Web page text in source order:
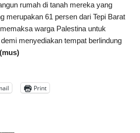
rumah di tanah mereka yang
merupakan 61 persen dari Tepi Barat
warga Palestina untuk
menyediakan tempat berlindung
(mus)
Print